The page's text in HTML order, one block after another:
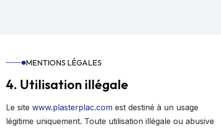
MENTIONS LÉGALES
4. Utilisation illégale
Le site www.plasterplac.com est destiné à un usage
légitime uniquement. Toute utilisation illégale ou abusive